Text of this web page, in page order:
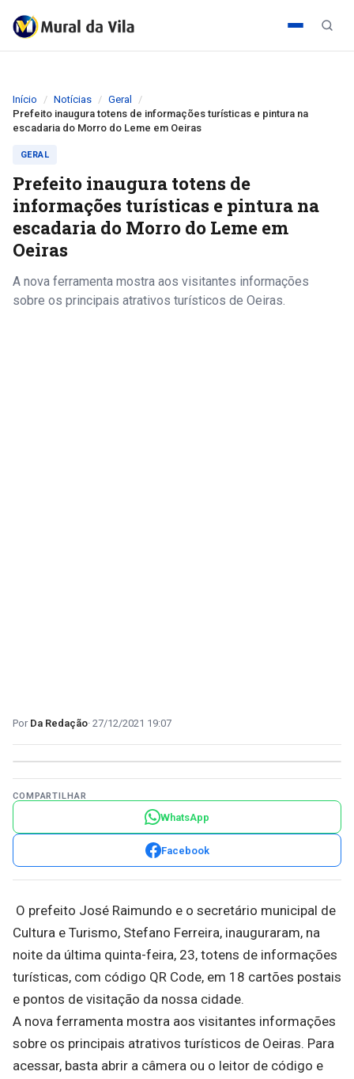
Início Notícias
Geral
Prefeito inaugura totens de informações turísticas e pintura na
escadaria do Morro do Leme em Oeiras
GERAL
Prefeito inaugura totens de
informações turísticas e pintura na
escadaria do Morro do Leme em
Oeiras
A nova ferramenta mostra aos visitantes informações
sobre os principais atrativos turísticos de Oeiras.
Da Redação 27/12/2021 19:07
COMPARTILHAR
WhatsApp
Facebook
O prefeito José Raimundo e o secretário municipal de
Cultura e Turismo, Stefano Ferreira, inauguraram, na
noite da última quinta-feira, 23, totens de informações
turísticas, com código QR Code, em 18 cartões postais
e pontos de visitação da nossa cidade.
A nova ferramenta mostra aos visitantes informações
sobre os principais atrativos turísticos de Oeiras. Para
acessar, basta abrir a câmera ou o leitor de código e